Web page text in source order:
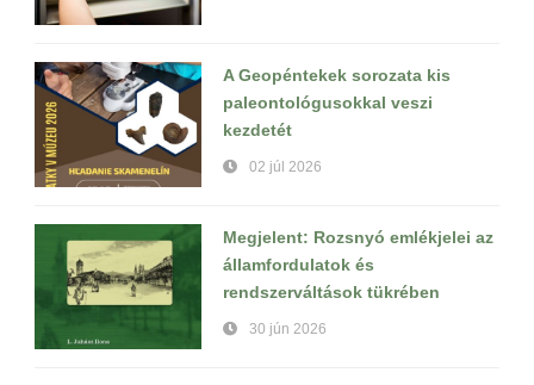
A Geopéntekek sorozata kis
paleontológusokkal veszi
kezdetét
02 júl 2026
Megjelent: Rozsnyó emlékjelei az
államfordulatok és
rendszerváltások tükrében
30 jún 2026